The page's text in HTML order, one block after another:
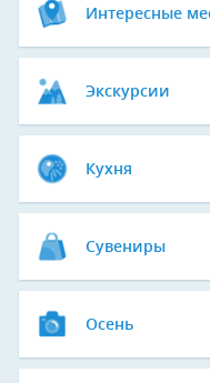
Интересные
Экскурсии
Кухня
Сувениры
Осень